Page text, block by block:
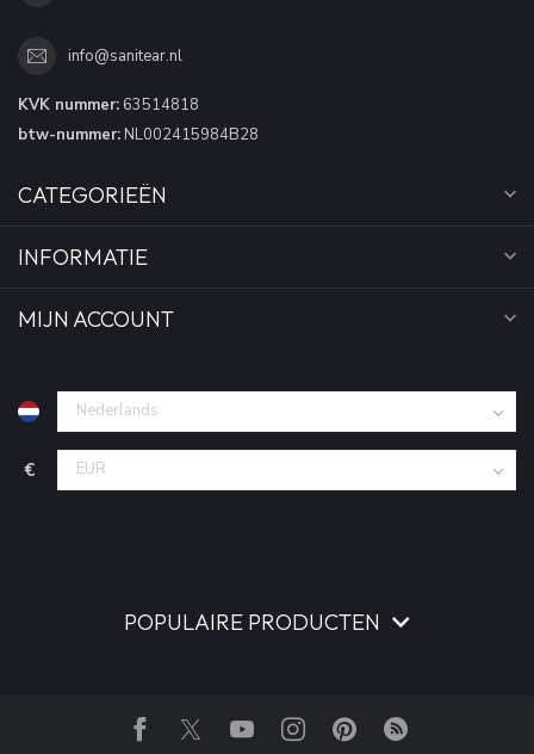
info@sanitear.nl
KVK nummer: 63514818
btw-nummer: NL002415984B28
CATEGORIEËN
INFORMATIE
MIJN ACCOUNT
€
POPULAIRE PRODUCTEN